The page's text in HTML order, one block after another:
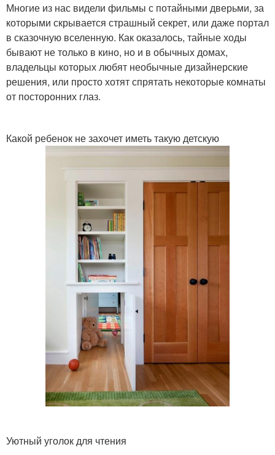
Многие из нас видели фильмы с потайными дверьми, за
которыми скрывается страшный секрет, или даже портал
в сказочную вселенную. Как оказалось, тайные ходы
бывают не только в кино, но и в обычных домах,
владельцы которых любят необычные дизайнерские
решения, или просто хотят спрятать некоторые комнаты
от посторонних глаз.
Какой ребенок не захочет иметь такую детскую
Уютный уголок для чтения